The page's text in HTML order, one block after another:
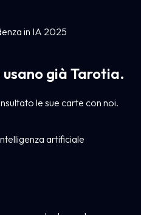
in IA 2025
già Tarotia.
le sue carte con noi.
artificiale